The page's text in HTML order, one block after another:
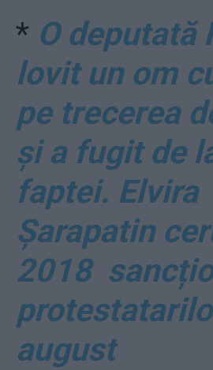
* O deputată
lovit un om
pe trecerea
și a fugit de
faptei. Elvira
Șarapatin
2018
august